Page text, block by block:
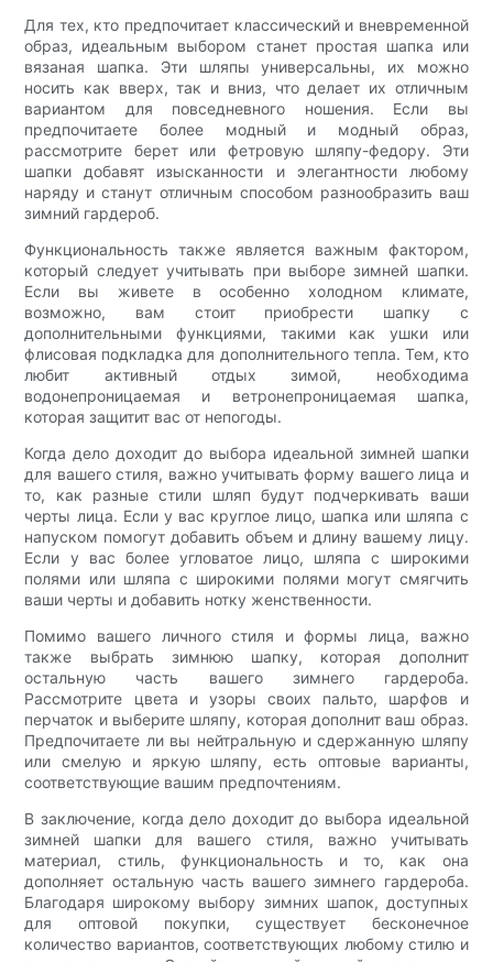
Для тех, кто предпочитает классический и вневременной
образ, идеальным выбором станет простая шапка или
вязаная шапка. Эти шляпы универсальны, их можно
носить как вверх, так и вниз, что делает их отличным
вариантом для повседневного ношения. Если вы
предпочитаете более модный и модный образ,
рассмотрите берет или фетровую шляпу-федору. Эти
шапки добавят изысканности и элегантности любому
наряду и станут отличным способом разнообразить ваш
зимний гардероб.
Функциональность также является важным фактором,
который следует учитывать при выборе зимней шапки.
Если вы живете в особенно холодном климате,
возможно, вам стоит приобрести шапку с
дополнительными функциями, такими как ушки или
флисовая подкладка для дополнительного тепла. Тем, кто
любит активный отдых зимой, необходима
водонепроницаемая и ветронепроницаемая шапка,
которая защитит вас от непогоды.
Когда дело доходит до выбора идеальной зимней шапки
для вашего стиля, важно учитывать форму вашего лица и
то, как разные стили шляп будут подчеркивать ваши
черты лица. Если у вас круглое лицо, шапка или шляпа с
напуском помогут добавить объем и длину вашему лицу.
Если у вас более угловатое лицо, шляпа с широкими
полями или шляпа с широкими полями могут смягчить
ваши черты и добавить нотку женственности.
Помимо вашего личного стиля и формы лица, важно
также выбрать зимнюю шапку, которая дополнит
остальную часть вашего зимнего гардероба.
Рассмотрите цвета и узоры своих пальто, шарфов и
перчаток и выберите шляпу, которая дополнит ваш образ.
Предпочитаете ли вы нейтральную и сдержанную шляпу
или смелую и яркую шляпу, есть оптовые варианты,
соответствующие вашим предпочтениям.
В заключение, когда дело доходит до выбора идеальной
зимней шапки для вашего стиля, важно учитывать
материал, стиль, функциональность и то, как она
дополняет остальную часть вашего зимнего гардероба.
Благодаря широкому выбору зимних шапок, доступных
для оптовой покупки, существует бесконечное
количество вариантов, соответствующих любому стилю и